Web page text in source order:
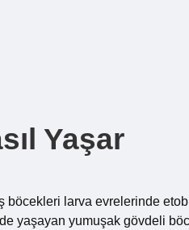
Yaşar
böcekleri larva evrelerinde
yaşayan yumuşak gövdeli